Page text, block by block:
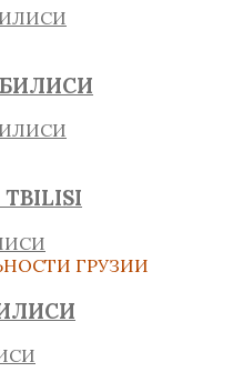
TBILISI
ГРУЗИИ